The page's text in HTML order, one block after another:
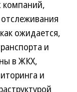
компаний,
ожидается,
и
в ЖКХ,
и